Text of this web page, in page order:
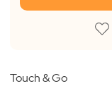
Touch & Go